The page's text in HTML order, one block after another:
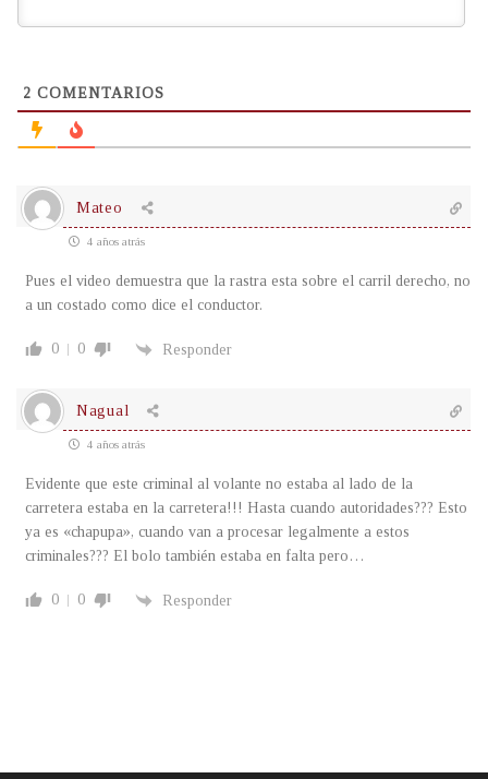
2 COMENTARIOS
Mateo
4 años atrás
Pues el video demuestra que la rastra esta sobre el carril derecho, no
a un costado como dice el conductor.
0 0 Responder
Nagual
4 años atrás
Evidente que este criminal al volante no estaba al lado de la
carretera estaba en la carretera!!! Hasta cuando autoridades??? Esto
ya es «chapupa», cuando van a procesar legalmente a estos
criminales??? El bolo también estaba en falta pero…
0 0 Responder